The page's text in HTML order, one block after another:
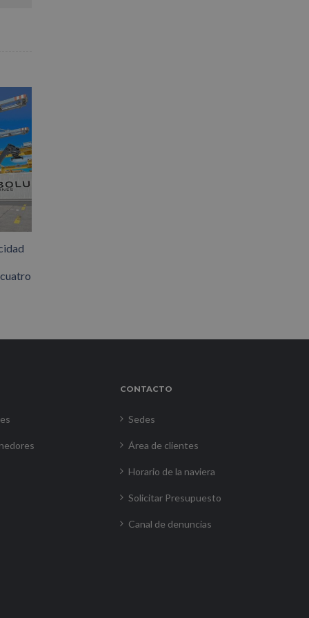
CONTACTO
Sedes
Área de clientes
Horario de la naviera
Solicitar Presupuesto
Canal de denuncias